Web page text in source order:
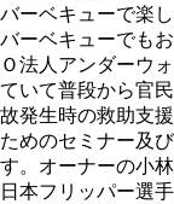
バーベキューで楽
バーベキューでも
Ｏ法人アンダーウ
ていて普段から官
故発生時の救助支
ためのセミナー及
す。オーナーの小
日本フリッパー選